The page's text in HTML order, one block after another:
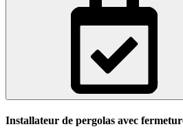
Installateur de pergolas avec